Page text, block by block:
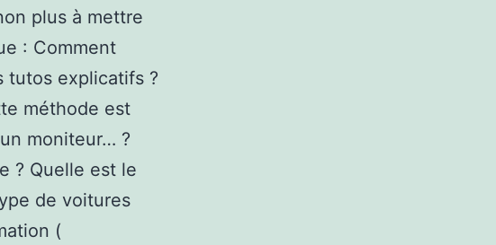
plus à mettre
: Comment
tutos explicatifs ?
méthode est
moniteur… ?
? Quelle est le
de voitures
(